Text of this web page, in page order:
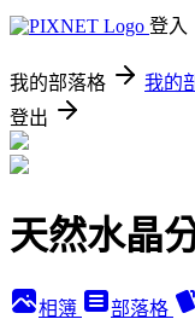
登入
我的部落格 我的
登出
天然水晶
相簿 部落格